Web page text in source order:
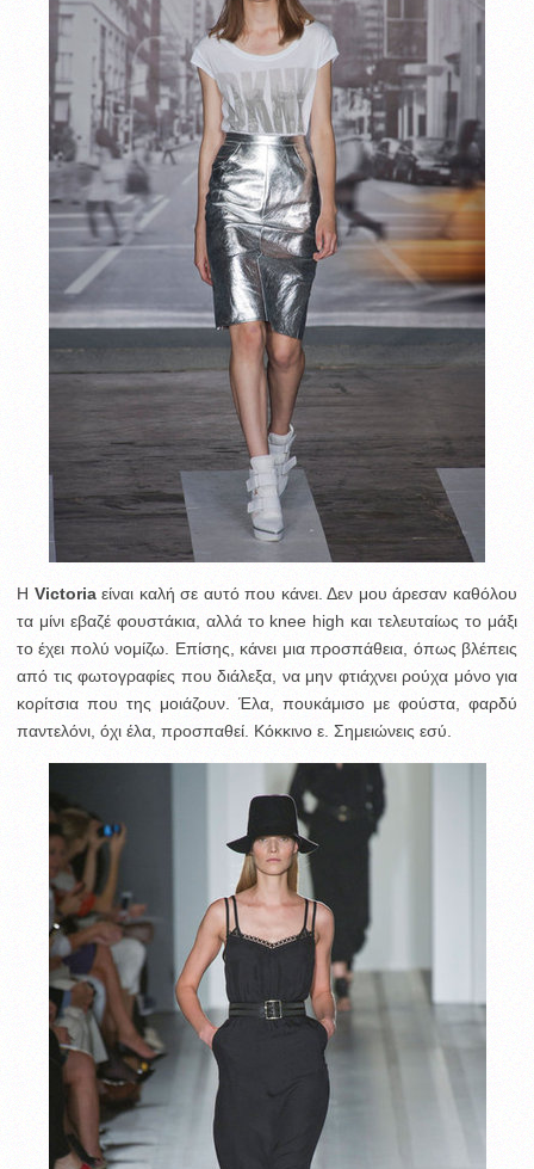
Η Victoriaείναι καλή σε αυτό που κάνει. Δεν μου άρεσαν καθόλου
τα μίνι εβαζέ φουστάκια, αλλά το knee high και τελευταίως το μάξι
το έχει πολύ νομίζω. Επίσης, κάνει μια προσπάθεια, όπως βλέπεις
από τις φωτογραφίες που διάλεξα, να μην φτιάχνει ρούχα μόνο για
κορίτσια που της μοιάζουν. Έλα, πουκάμισο με φούστα, φαρδύ
παντελόνι, όχι έλα, προσπαθεί. Κόκκινο ε. Σημειώνεις εσύ.